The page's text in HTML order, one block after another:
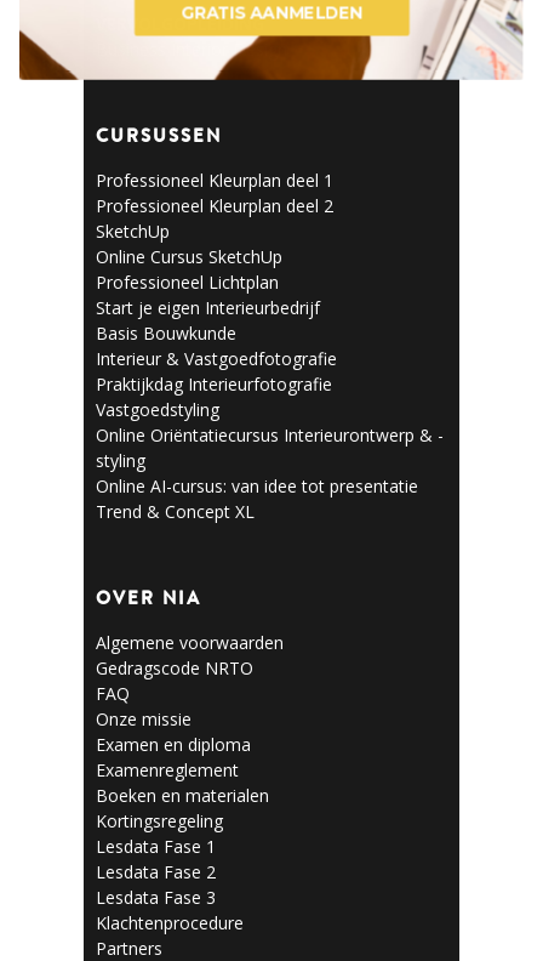
VERVOLGOPLEIDING
Business Interior Design
CURSUSSEN
Professioneel Kleurplan deel 1
Professioneel Kleurplan deel 2
SketchUp
Online Cursus SketchUp
Professioneel Lichtplan
Start je eigen Interieurbedrijf
Basis Bouwkunde
Interieur & Vastgoedfotografie
Praktijkdag Interieurfotografie
Vastgoedstyling
Online Oriëntatiecursus Interieurontwerp & -
styling
Online AI-cursus: van idee tot presentatie
Trend & Concept XL
OVER NIA
Algemene voorwaarden
Gedragscode NRTO
FAQ
Onze missie
Examen en diploma
Examenreglement
Boeken en materialen
Kortingsregeling
Lesdata Fase 1
Lesdata Fase 2
Lesdata Fase 3
Klachtenprocedure
Partners
GRATIS AANMELDEN